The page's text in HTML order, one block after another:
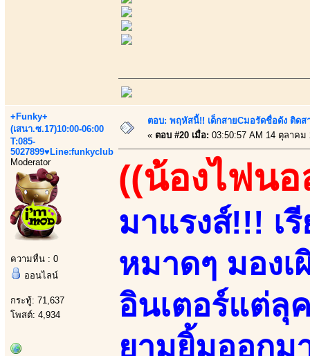
+Funky+
(เสนา.ซ.17)10:00-06:00
T:085-
5027899♥Line:funkyclub
Moderator
ความหื่น : 0
ออนไลน์
กระทู้: 71,637
โพสต์: 4,934
ตอบ: พฤหัสนี้!! เด็กสายCมอรัดชื่อดัง ติดส
« ตอบ #20 เมื่อ: 03:50:57 AM 14 ตุลาคม
((น้องไฟนอ
มาแรงส์!!! เ
หมาดๆ มอง
อินเตอร์แต่ลุ
ยามยิ้มออก